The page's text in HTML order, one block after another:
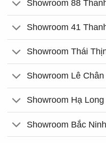
Showroom 88
Showroom 41
Showroom Thái
Showroom Lê
Showroom Hạ
Showroom Bắc Ninh